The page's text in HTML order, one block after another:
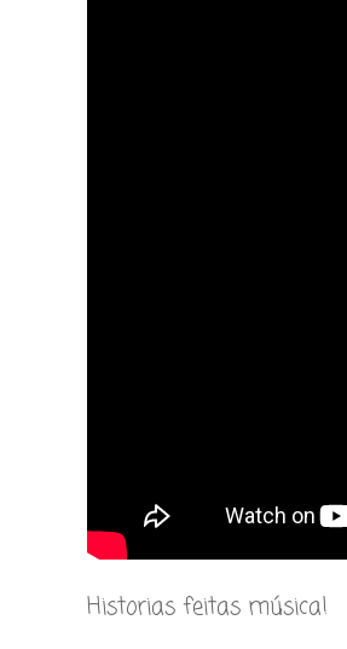
Historias feitas música!